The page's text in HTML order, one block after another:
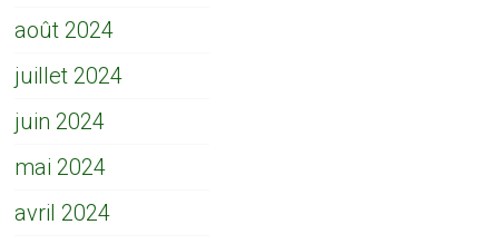
août 2024
juillet 2024
juin 2024
mai 2024
avril 2024